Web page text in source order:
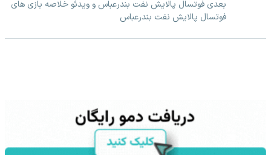
بعدی فوتسال پالایش نفت بندرعباس و ویدئو خلاصه بازی های
فوتسال پالایش نفت بندرعباس